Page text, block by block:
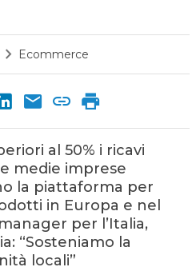
Ecommerce
al 50% i ricavi
medie imprese
la piattaforma per
in Europa e nel
per l’Italia,
“Sosteniamo la
locali”